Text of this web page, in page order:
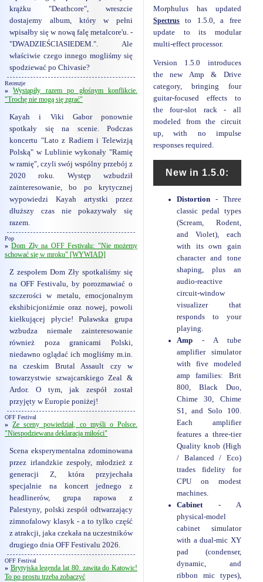
Morphulus has updated
Spectrus to 1.5.0, a free
update to its modular
multi-effect processor.
Version 1.5.0 introduces
the new Amp & Drive
category, bringing four
guitar-focused effects to
the four-slot rack - all
modeled from the circuit
up, with no impulse
responses required.
New in 1.5.0:
Distortion - Three
classic pedal types
(Scream, Rodent,
and Violet), each
with its own gain
character and tone
shaping, plus an
audio-reactive
circuit-window
visualizer that
responds to your
playing.
Amp - A tube
amplifier simulator
with five modeled
amp families: Brit
800, Black Duo,
Chime 30, Chime
S1, and Solo 100.
Each amplifier
features a three-tier
Quality knob (High
/ Balanced / Eco)
trades fidelity for
CPU on modest
machines.
Cabinet- A
physical-model
cabinet simulator
with a dual-mic XY
pad (condenser,
dynamic, and
ribbon mic types),
krążku "Deathcore", wreszcie
dostajemy album, który w pełni
wpisałby się w nową falę metalcore'u. -
"DWADZIEŚCIASIEDEM.". Ale
właściwie czego innego mogliśmy się
spodziewać po Chivasie?
Recenzje
»
Wystąpiły razem po głośnym konflikcie.
"Trochę nie mogą się zgrać"
Kayah i Viki Gabor ponownie
spotkały się na scenie. Podczas
koncertu "Lato z Radiem i Telewizją
Polską" w Lublinie wykonały "Ramię
w ramię", czyli swój wspólny przebój z
2020 roku. Występ wzbudził
zainteresowanie, bo po krytycznej
wypowiedzi Kayah artystki przez
dłuższy czas nie pokazywały się
razem.
Pop
» Dom Zły na OFF Festivalu: "Nie możemy
schować się w mroku" [WYWIAD]
Z zespołem Dom Zły spotkaliśmy się
na OFF Festivalu, by porozmawiać o
szczerości w metalu, emocjonalnym
ekshibicjoniźmie oraz nowej, powoli
kiełkującej płycie! Puławska grupa
wzbudza niemałe zainteresowanie
również poza granicami Polski,
niedawno oglądać ich mogliśmy m.in.
na czeskim Brutal Assault czy w
towarzystwie szwajcarskiego Zeal &
Ardor. O tym, jak zespół został
przyjęty w Europie poniżej!
OFF Festival
» Ze sceny powiedział, co myśli o Polsce.
"Niespodziewana deklaracja miłości"
Scena eksperymentalna zdominowana
przez irlandzkie zespoły, młodzież z
generacji Z, która przyjechała
specjalnie na koncert jednego z
headlinerów, grupa rapowa z
Palestyny, polski zespół odtwarzający
zimnofalowy klasyk - a to tylko część
z atrakcji, jaka czekała na uczestników
drugiego dnia OFF Festivalu 2026.
OFF Festival
» Brytyjska legenda lat 80. zawita do Katowic!
To po prostu trzeba zobaczyć